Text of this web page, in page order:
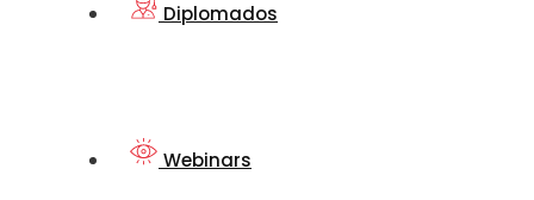
Diplomados
Webinars